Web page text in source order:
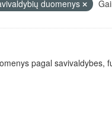
duomenys
pagal savivaldybes,